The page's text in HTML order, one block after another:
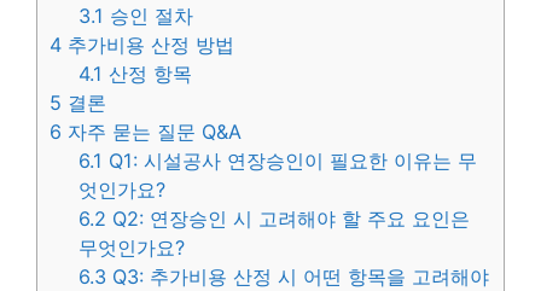
3.1 승인 절차
4 추가비용 산정 방법
4.1 산정 항목
5 결론
6 자주 묻는 질문 Q&A
6.1 Q1: 시설공사 연장승인이 필요한 이유는 무
엇인가요?
6.2 Q2: 연장승인 시 고려해야 할 주요 요인은
무엇인가요?
6.3 Q3: 추가비용 산정 시 어떤 항목을 고려해야